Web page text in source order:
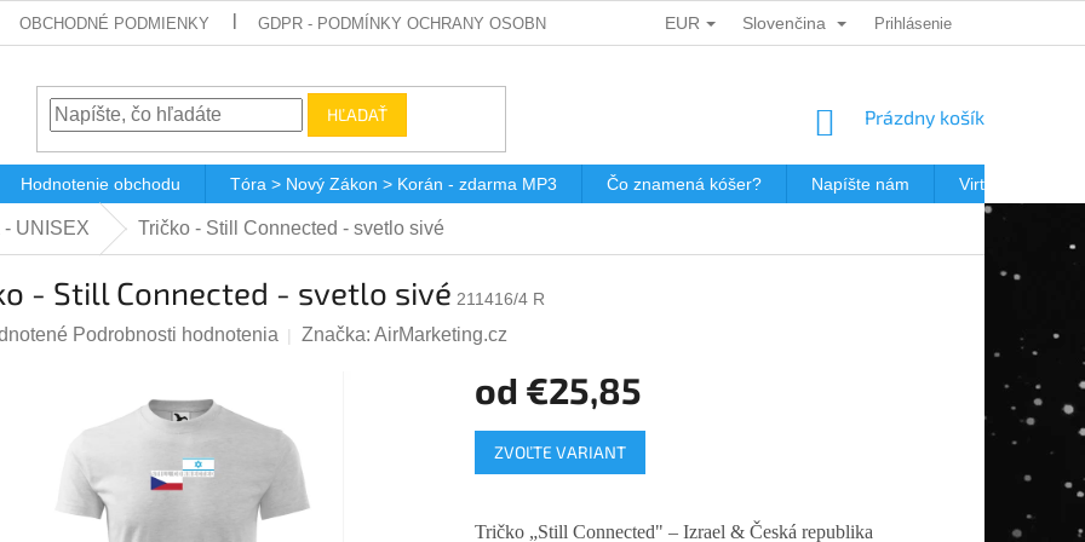
OBCHODNÉ PODMIENKY GDPR - PODMÍNKY OCHRANY OSOBNÍCH ÚDAJŮ DÁRKOVÉ KUPONY POŠTOVNÉ V JEWISHOP
EUR Slovenčina Prihlásenie
HĽADAŤ
NÁKUPNÝ
Prázdny košík
Hodnotenie obchodu Tóra > Nový Zákon > Korán - zdarma MP3 Čo znamená kóšer? Napíšte nám Virtuálna
UNISEX Tričko - Still Connected - svetlo sivé
- Still Connected - svetlo sivé 211416/4 R
Podrobnosti hodnotenia Značka: AirMarketing.cz
od €25,85
Jednotková
cena:
ZVOĽTE VARIANT
Tričko „Still Connected" – Izrael & Česká republika